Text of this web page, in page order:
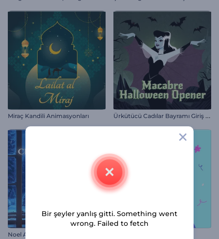
Miraç Kandili Animasyonları Ü
rkütücü Cadılar Bayramı Giriş Videosu
Noel Ayısı Giriş Videosu
Bir şeyler yanlış gitti. Something went
wrong. Failed to fetch